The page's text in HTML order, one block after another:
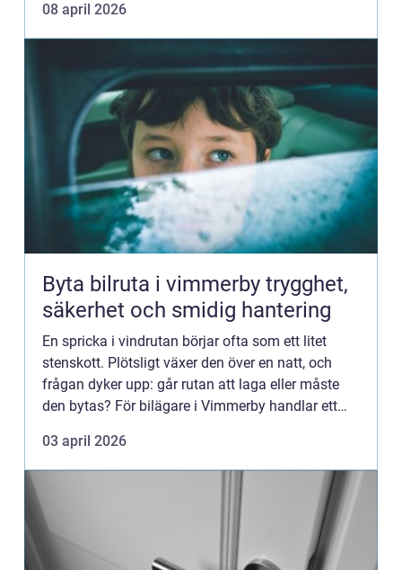
gammalt tryckimpre...
08 april 2026
Byta bilruta i vimmerby trygghet,
säkerhet och smidig hantering
En spricka i vindrutan börjar ofta som ett litet
stenskott. Plötsligt växer den över en natt, och
frågan dyker upp: går rutan att laga eller måste
den bytas? För bilägare i Vimmerby handlar ett
ekonomi...
03 april 2026